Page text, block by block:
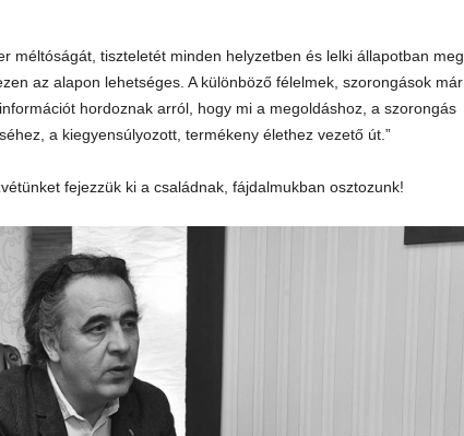
méltóságát, tiszteletét minden helyzetben és lelki állapotban meg
az alapon lehetséges. A különböző félelmek, szorongások már
hordoznak arról, hogy mi a megoldáshoz, a szorongás
a kiegyensúlyozott, termékeny élethez vezető út.”
fejezzük ki a családnak, fájdalmukban osztozunk!